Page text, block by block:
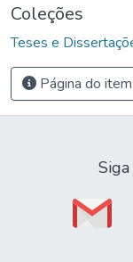
Coleções
Teses e
Página do